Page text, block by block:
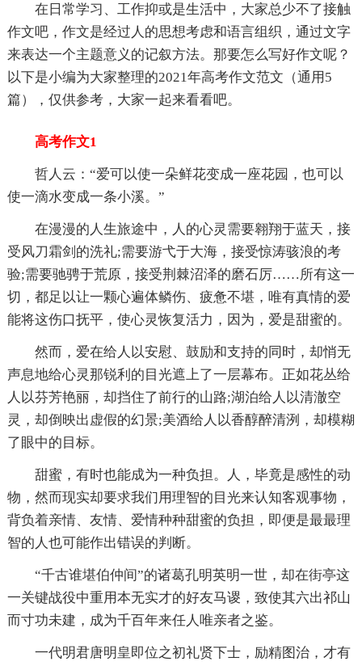
在日常学习、工作抑或是生活中，大家总少不了接触
作文吧，作文是经过人的思想考虑和语言组织，通过文字
来表达一个主题意义的记叙方法。那要怎么写好作文呢？
以下是小编为大家整理的2021年高考作文范文（通用5
篇），仅供参考，大家一起来看看吧。
高考作文1
哲人云：“爱可以使一朵鲜花变成一座花园，也可以
使一滴水变成一条小溪。”
在漫漫的人生旅途中，人的心灵需要翱翔于蓝天，接
受风刀霜剑的洗礼;需要游弋于大海，接受惊涛骇浪的考
验;需要驰骋于荒原，接受荆棘沼泽的磨石厉……所有这一
切，都足以让一颗心遍体鳞伤、疲惫不堪，唯有真情的爱
能将这伤口抚平，使心灵恢复活力，因为，爱是甜蜜的。
然而，爱在给人以安慰、鼓励和支持的同时，却悄无
声息地给心灵那锐利的目光遮上了一层幕布。正如花丛给
人以芬芳艳丽，却挡住了前行的山路;湖泊给人以清澈空
灵，却倒映出虚假的幻景;美酒给人以香醇醉清洌，却模糊
了眼中的目标。
甜蜜，有时也能成为一种负担。人，毕竟是感性的动
物，然而现实却要求我们用理智的目光来认知客观事物，
背负着亲情、友情、爱情种种甜蜜的负担，即便是最最理
智的人也可能作出错误的判断。
“千古谁堪伯仲间”的诸葛孔明英明一世，却在街亭这
一关键战役中重用本无实才的好友马谡，致使其六出祁山
而寸功未建，成为千百年来任人唯亲者之鉴。
一代明君唐明皇即位之初礼贤下士，励精图治，才有